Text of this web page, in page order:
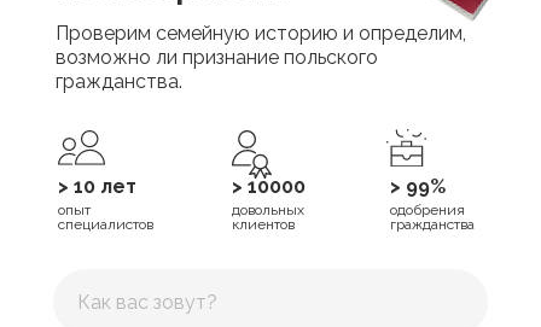
довольных
клиентов
> 10000
одобрения
гражданства
> 99%
опыт
специалистов
> 10 лет
Проверим семейную историю и определим,
возможно ли признание польского
гражданства.